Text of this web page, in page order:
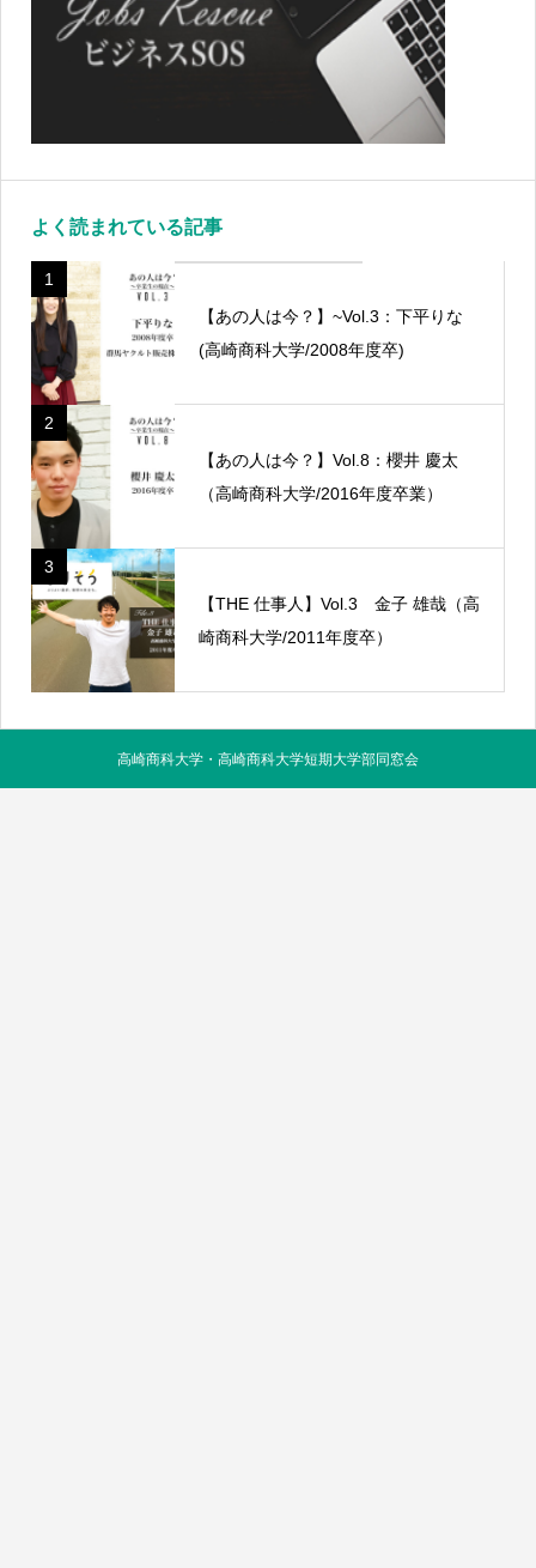
よく読まれている記事
1
【あの人は今？】~Vol.3：下平りな
(高崎商科大学/2008年度卒)
2
【あの人は今？】Vol.8：櫻井 慶太
（高崎商科大学/2016年度卒業）
3
【THE 仕事人】Vol.3 金子 雄哉（高
崎商科大学/2011年度卒）
高崎商科大学・高崎商科大学短期大学部同窓会